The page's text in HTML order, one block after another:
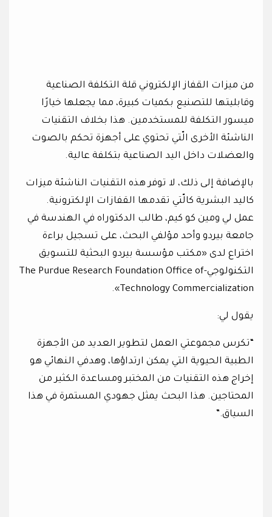
من ميزات القفاز الإلكتروني قلة التكلفة الصناعية
وقابليتها للتصنيع بكميات كبيرة، مما يجعلها خيارًا
ميسور التكلفة للمستخدمين. هذا بخلاف التقنيات
الناشئة الأخرى الّتي تحتوي على أجهزة تحكم بالصوت
والعضلات داخل اليد الصناعية بتكلفة عالية.
بالإضافة إلى ذلك، لا توفر هذه التقنيات الناشئة ميزات
كاليد البشرية كالّتي تقدمها القفازات الإلكترونية.
عمل لي ومين كو كيم، طالب الدكتوراه في الهندسة في
جامعة بيردو وأحد مؤلفي البحث، على تسجيل براءة
اختراع لدى «مكتب مؤسسة بيردو البحثية للتسويق
التكنولوجي-The Purdue Research Foundation Office of
Technology Commercialization».
يقول لي:
“تكرس مجموعتي العمل لتطوير العديد من الأجهزة
الطبية الحيوية التي يمكن ارتداؤها، وهدفي النهائي هو
إخراج هذه التقنيات من المختبر ومساعدة الكثير من
المحتاجين. هذا البحث يمثل جهودي المستمرة في هذا
السياق.”